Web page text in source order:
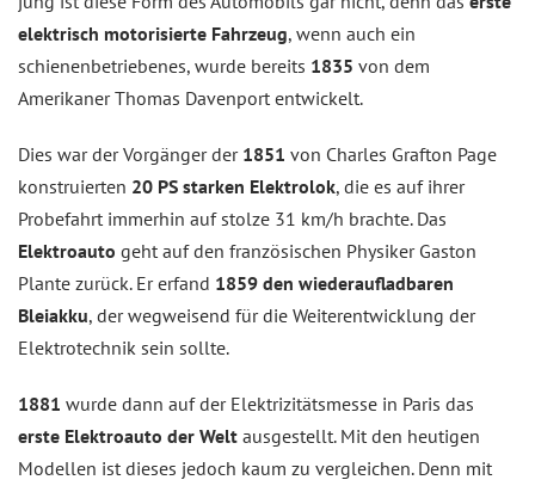
elektrisch motorisierte Fahrzeug, wenn auch ein
schienenbetriebenes, wurde bereits 1835 von dem
Amerikaner Thomas Davenport entwickelt.
Dies war der Vorgänger der 1851 von Charles Grafton Page
konstruierten 20 PS starken Elektrolok, die es auf ihrer
Probefahrt immerhin auf stolze 31 km/h brachte. Das
Elektroauto geht auf den französischen Physiker Gaston
Plante zurück. Er erfand 1859 den wiederaufladbaren
Bleiakku, der wegweisend für die Weiterentwicklung der
Elektrotechnik sein sollte.
1881 wurde dann auf der Elektrizitätsmesse in Paris das
erste Elektroauto der Welt ausgestellt. Mit den heutigen
Modellen ist dieses jedoch kaum zu vergleichen. Denn mit